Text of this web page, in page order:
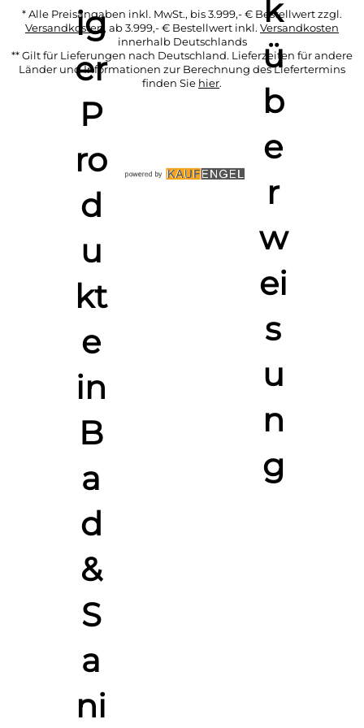
* Alle Preisangaben inkl. MwSt., bis 3.999,- € Bestellwert zzgl.
Versandkosten , ab 3.999,- € Bestellwert inkl. Versandkosten
innerhalb Deutschlands
** Gilt für Lieferungen nach Deutschland. Lieferzeiten für andere
Länder und Informationen zur Berechnung des Liefertermins
finden Sie hier.